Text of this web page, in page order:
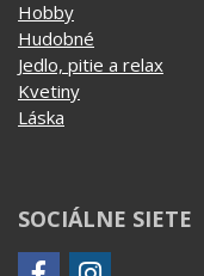
Hobby
Hudobné
Jedlo, pitie a relax
Kvetiny
Láska
SOCIÁLNE SIETE